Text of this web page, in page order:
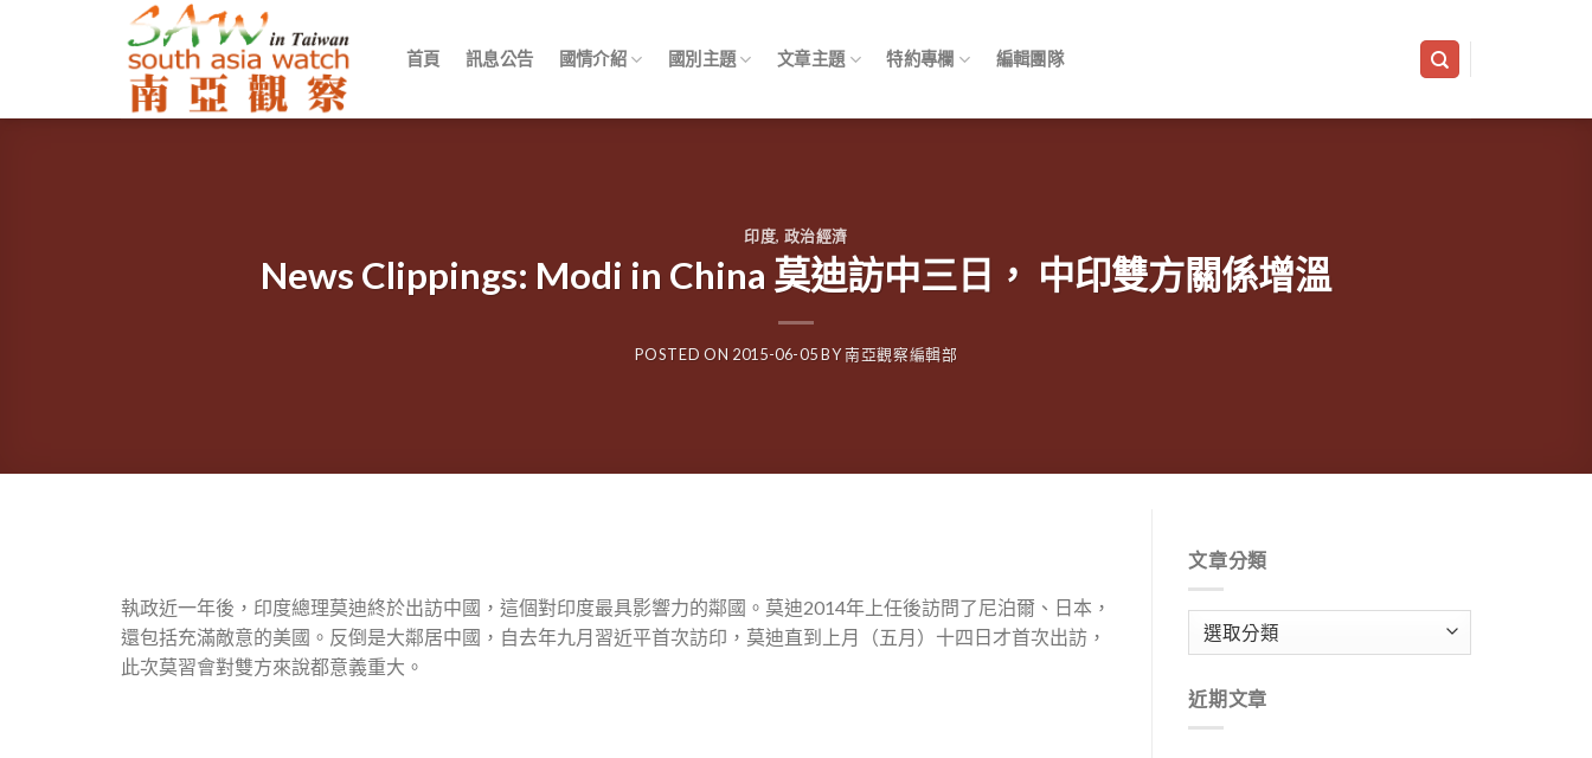
首頁 訊息公告 國情介紹 國別主題 文章主題 特約專欄 編輯團隊
印度, 政治經濟
News Clippings: Modi in China 莫迪訪中三日， 中印雙方關係增溫
POSTED ON 2015-06-05BY南亞觀察編輯部
執政近一年後，印度總理莫迪終於出訪中國，這個對印度最具影響力的鄰國。莫迪2014年上任後訪問了尼泊爾、日本，
還包括充滿敵意的美國。反倒是大鄰居中國，自去年九月習近平首次訪印，莫迪直到上月（五月）十四日才首次出訪，
此次莫習會對雙方來說都意義重大。
文章分類
章
類
近期文章